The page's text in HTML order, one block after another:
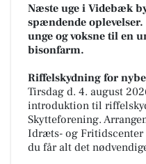
Næste uge i Videbæk
spændende
unge og voksne til en
bisonfarm.
Riffelskydning for
Tirsdag d. 4. august
introduktion til
Skytteforening.
Idræts- og Fritidscenter
du får alt det